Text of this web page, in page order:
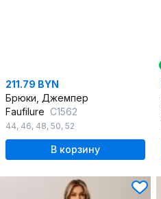
211.79 BYN
Брюки, Джемпер
Faufilure С1562
44, 46, 48, 50, 52
В корзину